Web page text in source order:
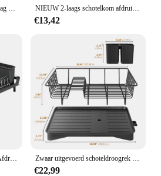
Nieuwe keukenaccessoires opslag waterdichte afdruiprek plaat lade afdruiprek afvoer kleine puin spons afvoerrek NIEUW 2-laags schotelkom afdruiprek opbergrek keuken schotel droogrek met afvoermand aanrecht servies organisator afdruiprek
€13,42
Afwasdroogrek Uitschuifbaar Afdruiprek Voor Keuken Aanrecht Met Afvoerbak Rustvrij Rek Voor 8 Platen Met 2 Gebruiksvoorwerp Houder Zwaar uitgevoerd schoteldroogrek met afdruiprek Afdruiprek Koolstofstalen afdruiprek Plank voor keukenopslag Counter Organizer
€22,99